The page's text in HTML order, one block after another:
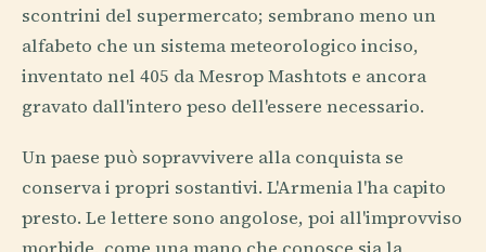
scontrini del supermercato; sembrano meno un
alfabeto che un sistema meteorologico inciso,
inventato nel 405 da Mesrop Mashtots e ancora
gravato dall'intero peso dell'essere necessario.
Un paese può sopravvivere alla conquista se
conserva i propri sostantivi. L'Armenia l'ha capito
presto. Le lettere sono angolose, poi all'improvviso